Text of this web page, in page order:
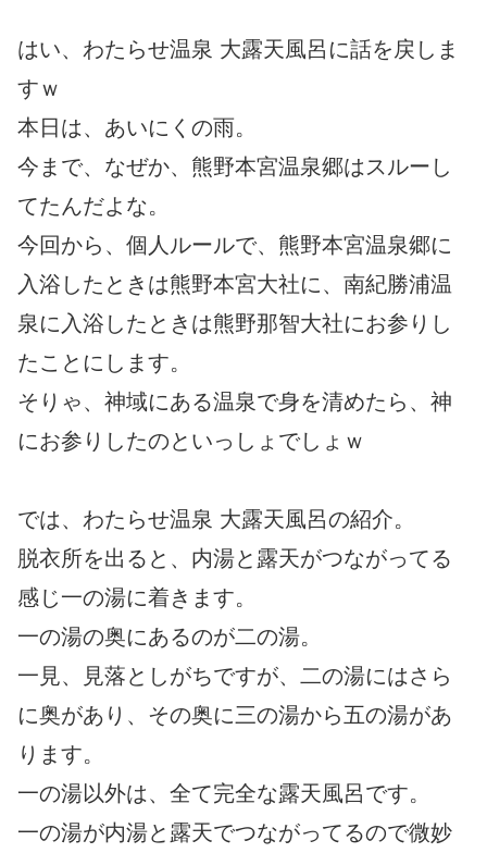
はい、わたらせ温泉 大露天風呂に話を戻しま
すｗ
本日は、あいにくの雨。
今まで、なぜか、熊野本宮温泉郷はスルーし
てたんだよな。
今回から、個人ルールで、熊野本宮温泉郷に
入浴したときは熊野本宮大社に、南紀勝浦温
泉に入浴したときは熊野那智大社にお参りし
たことにします。
そりゃ、神域にある温泉で身を清めたら、神
にお参りしたのといっしょでしょｗ
では、わたらせ温泉 大露天風呂の紹介。
脱衣所を出ると、内湯と露天がつながってる
感じ一の湯に着きます。
一の湯の奥にあるのが二の湯。
一見、見落としがちですが、二の湯にはさら
に奥があり、その奥に三の湯から五の湯があ
ります。
一の湯以外は、全て完全な露天風呂です。
一の湯が内湯と露天でつながってるので微妙